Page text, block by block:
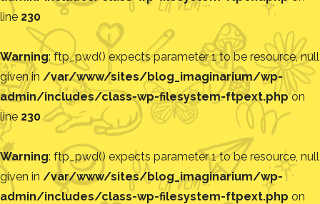
line 230
Warning: ftp_pwd() expects parameter 1 to be resource, null
given in /var/www/sites/blog_imaginarium/wp-
admin/includes/class-wp-filesystem-ftpext.phpon
line 230
Warning: ftp_pwd() expects parameter 1 to be resource, null
given in /var/www/sites/blog_imaginarium/wp-
admin/includes/class-wp-filesystem-ftpext.php on